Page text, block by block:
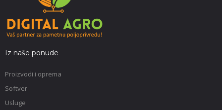
Iz naše ponude
Proizvodi i oprema
Softver
Usluge